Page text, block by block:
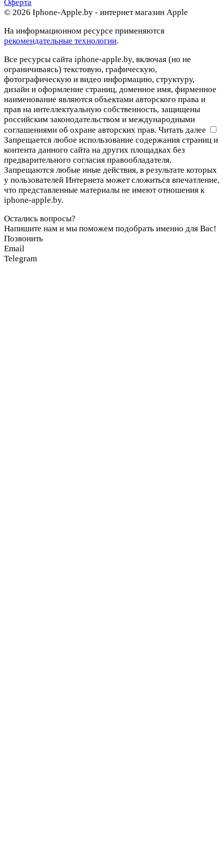
Оферта
© 2026 Iphone-Apple.by - интернет магазин Apple
На информационном ресурсе применяются
рекомендательные технологии.
Все ресурсы сайта iphone-apple.by, включая (но не
ограничиваясь) текстовую, графическую,
фотографическую и видео информацию, структуру,
дизайн и оформление страниц, доменное имя, фирменное
наименование являются объектами авторского права и
прав на интеллектуальную собственность, защищены
российским законодательством и международными
соглашениями об охране авторских прав. Читать далее
Запрещается любое использование содержания страниц и
контента данного сайта на других площадках без
предварительного согласия правообладателя.
Запрещаются любые иные действия, в результате которых
у пользователей Интернета может сложиться впечатление,
что представленные материалы не имеют отношения к
iphone-apple.by.
Остались вопросы?
Напишите нам и мы поможем подобрать именно для Вас!
Позвонить
Email
Telegram